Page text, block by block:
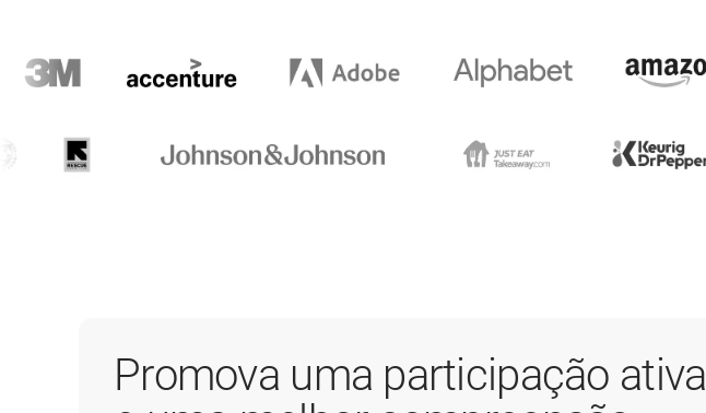
Promova uma participação ativa